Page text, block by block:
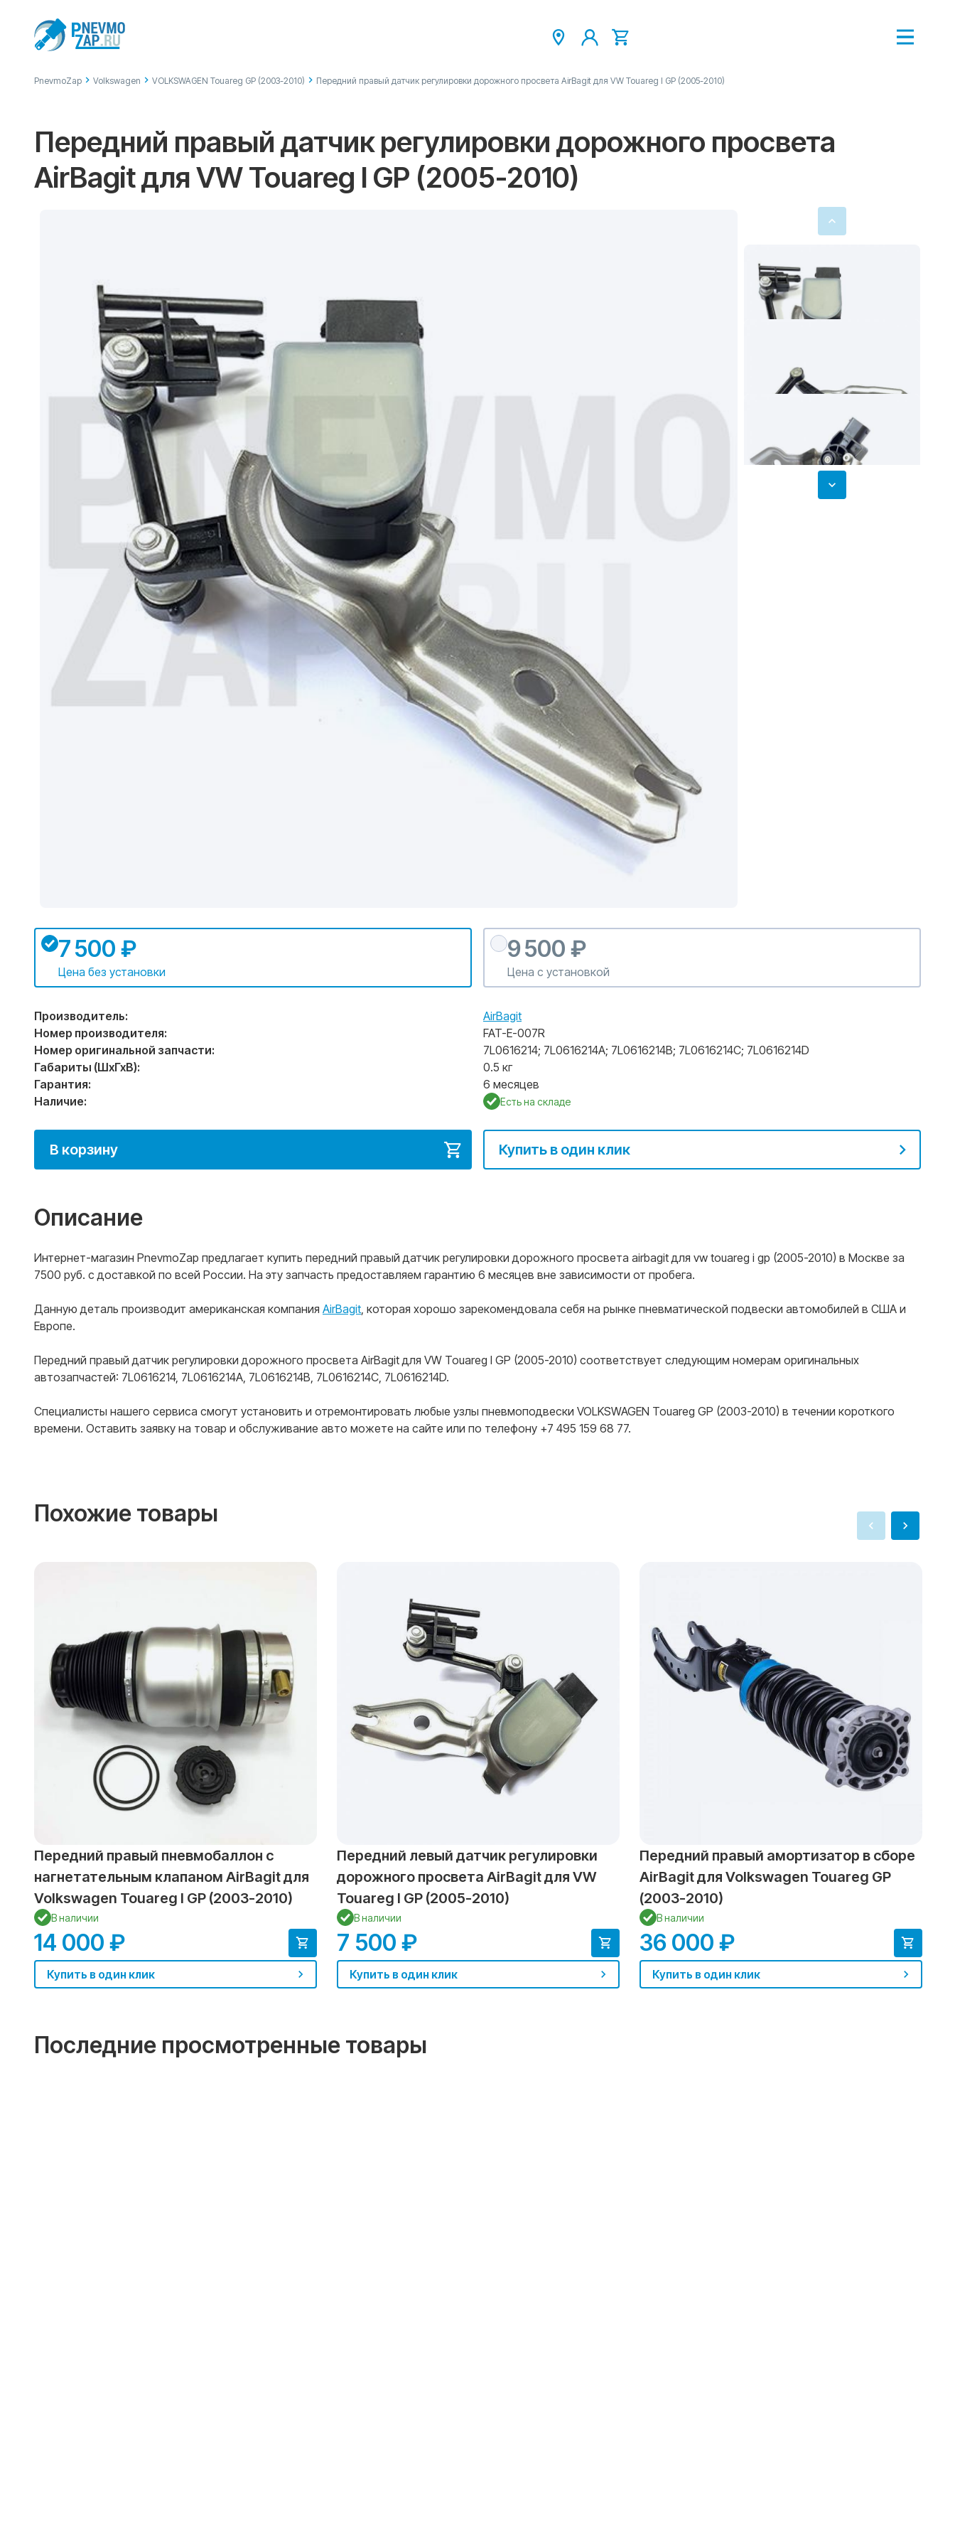
PnevmoZap Volkswagen VOLKSWAGEN Touareg GP (2003-2010) Передний правый датчик регулировки дорожного просвета AirBagit для VW Touareg I GP (2005-2010)
Передний правый датчик регулировки дорожного просвета
AirBagit для VW Touareg I GP (2005-2010)
7 500 ₽
Цена без установки
9 500 ₽
Цена с установкой
Производитель:
AirBagit
Номер производителя:
FAT-E-007R
Номер оригинальной запчасти:
7L0616214; 7L0616214A; 7L0616214B; 7L0616214C; 7L0616214D
Габариты (ШхГхВ):
0.5 кг
Гарантия:
6 месяцев
Наличие:
Есть на складе
В корзину Купить в один клик
Описание
Интернет-магазин PnevmoZap предлагает купить передний правый датчик регулировки дорожного просвета airbagit для vw touareg i gp (2005-2010) в Москве за
7500 руб. с доставкой по всей России. На эту запчасть предоставляем гарантию 6 месяцев вне зависимости от пробега.
Данную деталь производит американская компания AirBagit, которая хорошо зарекомендовала себя на рынке пневматической подвески автомобилей в США и
Европе.
Передний правый датчик регулировки дорожного просвета AirBagit для VW Touareg I GP (2005-2010) соответствует следующим номерам оригинальных
автозапчастей: 7L0616214, 7L0616214A, 7L0616214B, 7L0616214C, 7L0616214D.
Специалисты нашего сервиса смогут установить и отремонтировать любые узлы пневмоподвески VOLKSWAGEN Touareg GP (2003-2010) в течении короткого
времени. Оставить заявку на товар и обслуживание авто можете на сайте или по телефону +7 495 159 68 77.
Похожие товары
Передний правый пневмобаллон с
нагнетательным клапаном AirBagit для
Volkswagen Touareg l GP (2003-2010)
В наличии
14 000 ₽
Купить в один клик
Передний левый датчик регулировки
дорожного просвета AirBagit для VW
Touareg I GP (2005-2010)
В наличии
7 500 ₽
Купить в один клик
Передний правый амортизатор в сборе
AirBagit для Volkswagen Touareg GP
(2003-2010)
В наличии
36 000 ₽
Купить в один клик
Последние просмотренные товары